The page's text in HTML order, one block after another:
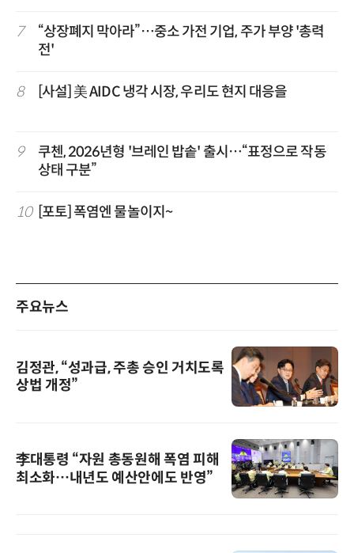
7
“상장폐지 막아라”…중소 가전 기업, 주가 부양 '총력
전'
8 [사설] 美 AIDC 냉각 시장, 우리도 현지 대응을
9
쿠첸, 2026년형 '브레인 밥솥' 출시…“표정으로 작동
상태 구분”
10 [포토] 폭염엔 물놀이지~
주요뉴스
김정관, “성과급, 주총 승인 거치도록
상법 개정”
李대통령 “자원 총동원해 폭염 피해
최소화…내년도 예산안에도 반영”